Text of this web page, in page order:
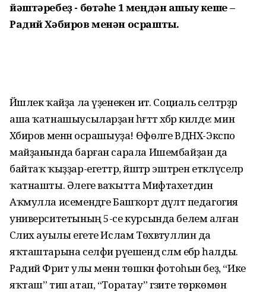
йәштәребеҙ - бөтәһе 1 меңдән ашыу кеше –
Радий Хәбиров менән осрашты.
Йәшлек ҡайҙа ла үҙенекен итә. Социаль селтәрҙәр
аша ҡатнашыусыларҙан һәғәттә хәбәр килде: мин
Хәбиров менән осрашыуҙа! Өфөләге ВДНХ-Экспо
майҙанында барған сарала Ишембайҙан да
байтаҡ ҡыҙҙар-егеттәр, йәштәр эштәрен етәкләүселәр
ҡатнашты. Әлеге ваҡытта Мифтахетдин
Аҡмулла исемендәге Башҡорт дәүләт педагогия
университетының 5-се курсында белем алған
Сәлих ауылы егете Ислам Төхвәтуллин да
яҡташтарына селфи рәүешендә сәләм ебәрә һалды.
Радий Фәрит улы менән төшкән фотоһын беҙ, “Ике
яҡташ” тип атап, “Торатау” гәзите төркөмөнә